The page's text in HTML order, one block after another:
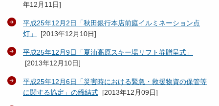
年12月11日]
平成25年12月2日「秋田銀行本店前庭イルミネーション点
灯」
[2013年12月10日]
平成25年12月9日「夏油高原スキー場リフト券贈呈式」
[2013年12月10日]
平成25年12月6日「災害時における緊急・救援物資の保管等
に関する協定」の締結式 [2013年12月09日]